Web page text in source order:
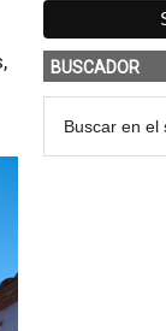
BUSCADOR